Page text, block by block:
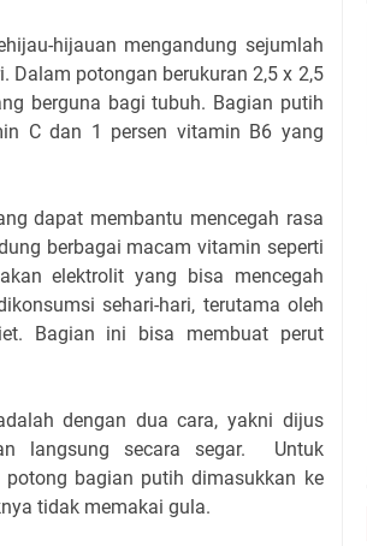
hijauan mengandung sejumlah
Dalam potongan berukuran 2,5 x 2,5
berguna bagi tubuh. Bagian putih
C dan 1 persen vitamin B6 yang
dapat membantu mencegah rasa
berbagai macam vitamin seperti
elektrolit yang bisa mencegah
sehari-hari, terutama oleh
Bagian ini bisa membuat perut
dengan dua cara, yakni dijus
langsung secara segar. Untuk
bagian putih dimasukkan ke
tidak memakai gula.